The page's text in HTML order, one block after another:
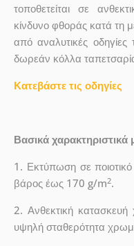
τοποθετείται σε
κίνδυνο φθοράς κατά τη
από αναλυτικές
δωρεάν κόλλα
Κατεβάστε τις οδηγίες
Βασικά χαρακτηριστικά
1. Εκτύπωση σε
βάρος έως 170 g/m2.
2.Ανθεκτική
υψηλή σταθερότητα